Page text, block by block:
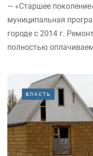
— «Старшее
муниципальная
городе с 2014 г.
полностью
ВЛАСТЬ